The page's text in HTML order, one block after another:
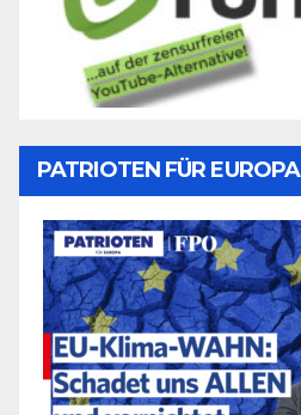
PATRIOTEN FÜR EUROPA